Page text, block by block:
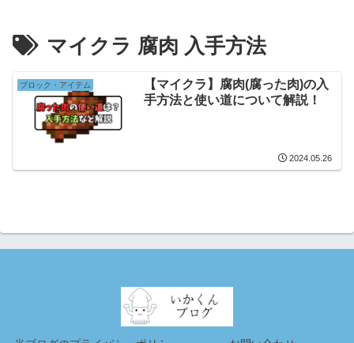
マイクラ 腐肉 入手方法
ブロック・アイテム
【マイクラ】腐肉(腐った肉)の入
手方法と使い道について解説！
2024.05.26